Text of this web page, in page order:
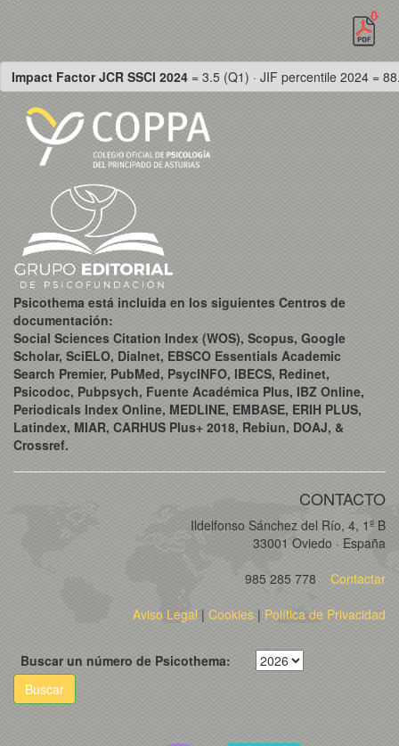
Impact Factor JCR SSCI 2024 = 3.5 (Q1) · JIF percentile 2024 =
Psicothema está incluida en los siguientes Centros de
documentación:
Social Sciences Citation Index (WOS), Scopus, Google
Scholar, SciELO, Dialnet, EBSCO Essentials Academic
Search Premier, PubMed, PsycINFO, IBECS, Redinet,
Psicodoc, Pubpsych, Fuente Académica Plus, IBZ Online,
Periodicals Index Online, MEDLINE, EMBASE, ERIH PLUS,
Latindex, MIAR, CARHUS Plus+ 2018, Rebiun, DOAJ, &
Crossref.
CONTACTO
Ildelfonso Sánchez del Río, 4, 1º B
33001 Oviedo · España
985 285 778
Contactar
Aviso Legal| Cookies | Política de Privacidad
Buscar un número de Psicothema:
Buscar